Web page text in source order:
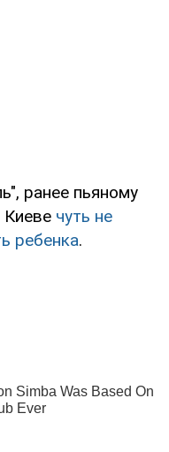
ранее пьяному
чуть не
ребенка.